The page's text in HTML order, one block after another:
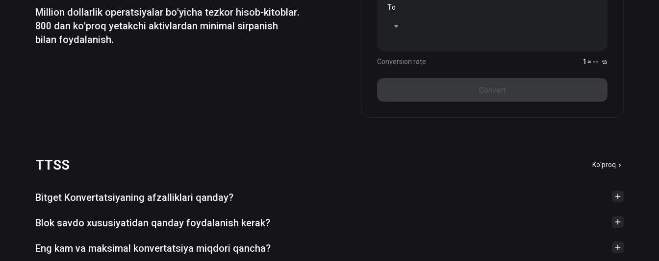
Million dollarlik operatsiyalar bo'yicha tezkor hisob-kitoblar.
800 dan ko'proq yetakchi aktivlardan minimal sirpanish
bilan foydalanish.
To
Conversion rate 1 ≈ --
Convert
TTSS Ko'proq
Bitget Konvertatsiyaning afzalliklari qanday?
Blok savdo xususiyatidan qanday foydalanish kerak?
Eng kam va maksimal konvertatsiya miqdori qancha?